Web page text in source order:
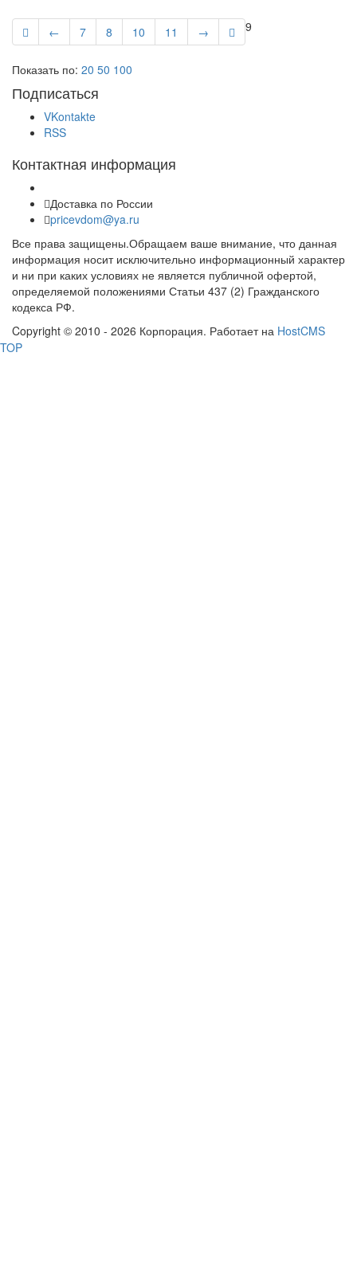
← 7 8 9
10 11 →
Показать по: 20 50 100
Подписаться
VKontakte
RSS
Контактная информация
Доставка по России
pricevdom@ya.ru
Все права защищены.Обращаем ваше внимание, что данная
информация носит исключительно информационный характер
и ни при каких условиях не является публичной офертой,
определяемой положениями Статьи 437 (2) Гражданского
кодекса РФ.
Copyright © 2010 - 2026 Корпорация. Работает на HostCMS
TOP